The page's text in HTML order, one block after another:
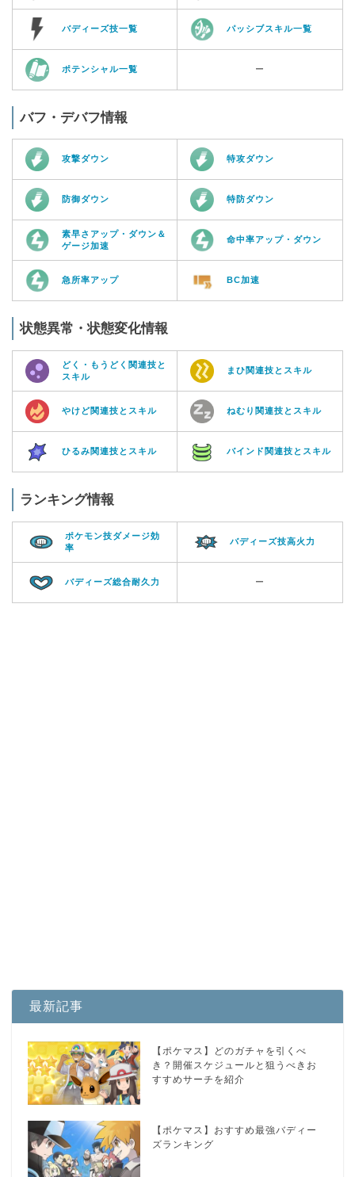
バディーズ技一覧 パッシブスキル一覧
ポテンシャル一覧 ー
バフ・デバフ情報
攻撃ダウン 特攻ダウン
防御ダウン 特防ダウン
素早さアップ・ダウン＆
ゲージ加速
命中率アップ・ダウン
急所率アップ BC加速
状態異常・状態変化情報
どく・もうどく関連技と
スキル
まひ関連技とスキル
やけど関連技とスキル ねむり関連技とスキル
ひるみ関連技とスキル バインド関連技とスキル
ランキング情報
ポケモン技ダメージ効
率
バディーズ技高火力
バディーズ総合耐久力 ー
最新記事
【ポケマス】どのガチャを引くべ
き？開催スケジュールと狙うべきお
すすめサーチを紹介
【ポケマス】おすすめ最強バディー
ズランキング